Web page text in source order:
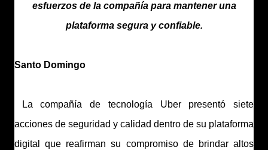
esfuerzos de la compañía para mantener una
plataforma segura y confiable.
Santo Domingo
La compañía de tecnología Uber presentó siete
acciones de seguridad y calidad dentro de su plataforma
digital que reafirman su compromiso de brindar altos